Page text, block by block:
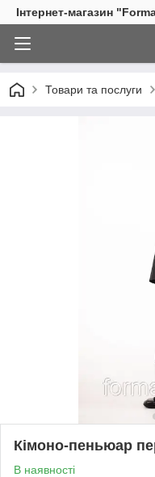
Інтернет-магазин
Товари та послуги
Кімоно-пеньюар
В наявності